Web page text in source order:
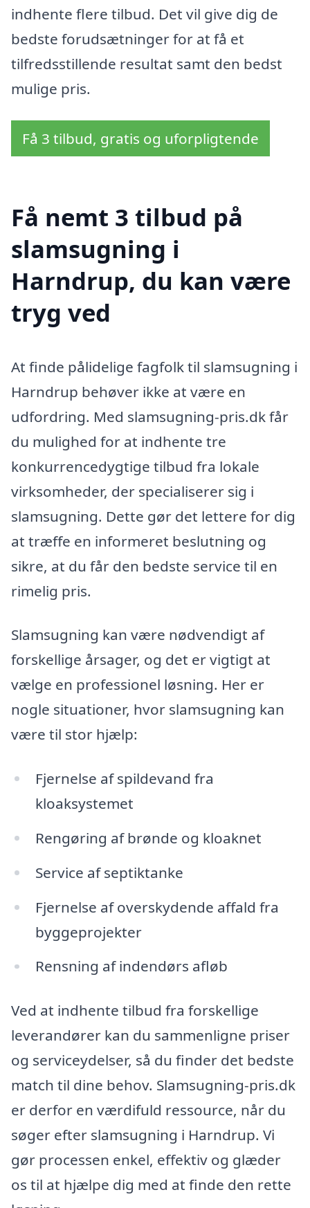
indhente flere tilbud. Det vil give dig de
bedste forudsætninger for at få et
tilfredsstillende resultat samt den bedst
mulige pris.
Få 3 tilbud, gratis og uforpligtende
Få nemt 3 tilbud på
slamsugning i
Harndrup, du kan være
tryg ved
At finde pålidelige fagfolk til slamsugning i
Harndrup behøver ikke at være en
udfordring. Med slamsugning-pris.dk får
du mulighed for at indhente tre
konkurrencedygtige tilbud fra lokale
virksomheder, der specialiserer sig i
slamsugning. Dette gør det lettere for dig
at træffe en informeret beslutning og
sikre, at du får den bedste service til en
rimelig pris.
Slamsugning kan være nødvendigt af
forskellige årsager, og det er vigtigt at
vælge en professionel løsning. Her er
nogle situationer, hvor slamsugning kan
være til stor hjælp:
Fjernelse af spildevand fra
kloaksystemet
Rengøring af brønde og kloaknet
Service af septiktanke
Fjernelse af overskydende affald fra
byggeprojekter
Rensning af indendørs afløb
Ved at indhente tilbud fra forskellige
leverandører kan du sammenligne priser
og serviceydelser, så du finder det bedste
match til dine behov. Slamsugning-pris.dk
er derfor en værdifuld ressource, når du
søger efter slamsugning i Harndrup. Vi
gør processen enkel, effektiv og glæder
os til at hjælpe dig med at finde den rette